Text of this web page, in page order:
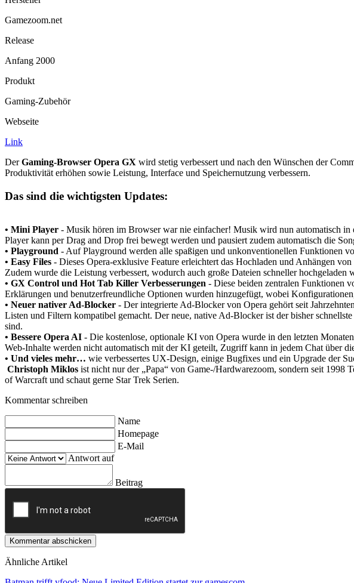
Gamezoom.net
Release
Anfang 2000
Produkt
Gaming-Zubehör
Webseite
Link
DerGaming-Browser Opera GX wird stetig verbessert und nach den Wünschen der
Produktivität erhöhen sowie Leistung, Interface und Speichernutzung verbessern.
Das sind die wichtigsten Updates:
• Mini Player - Musik hören im Browser war nie einfacher! Musik wird nun automatisch
Player kann per Drag and Drop frei bewegt werden und pausiert zudem automatisch die
• Playground - Auf Playground werden alle spaßigen und unkonventionellen Funktionen
• Easy Files - Dieses Opera-exklusive Feature erleichtert das Hochladen und Anhängen
Zudem wurde die Leistung verbessert, wodurch auch große Dateien schneller hochgeladen
• GX Control und Hot Tab Killer Verbesserungen - Diese beiden zentralen Funktionen
Erklärungen und benutzerfreundliche Optionen wurden hinzugefügt, wobei
• Neuer nativer Ad-Blocker - Der integrierte Ad-Blocker von Opera gehört seit
Listen und Filtern kompatibel gemacht. Der neue, native Ad-Blocker ist der bisher
sind.
• Bessere Opera AI - Die kostenlose, optionale KI von Opera wurde in den letzten
Web-Inhalte werden nicht automatisch mit der KI geteilt, Zugriff kann in jedem Chat über
• Und vieles mehr… wie verbessertes UX-Design, einige Bugfixes und ein Upgrade der
Christoph Miklos ist nicht nur der „Papa“ von Game-/Hardwarezoom, sondern seit
of Warcraft und schaut gerne Star Trek Serien.
Kommentar schreiben
Name
Homepage
E-Mail
Antwort auf
Beitrag
Kommentar abschicken
Ähnliche Artikel